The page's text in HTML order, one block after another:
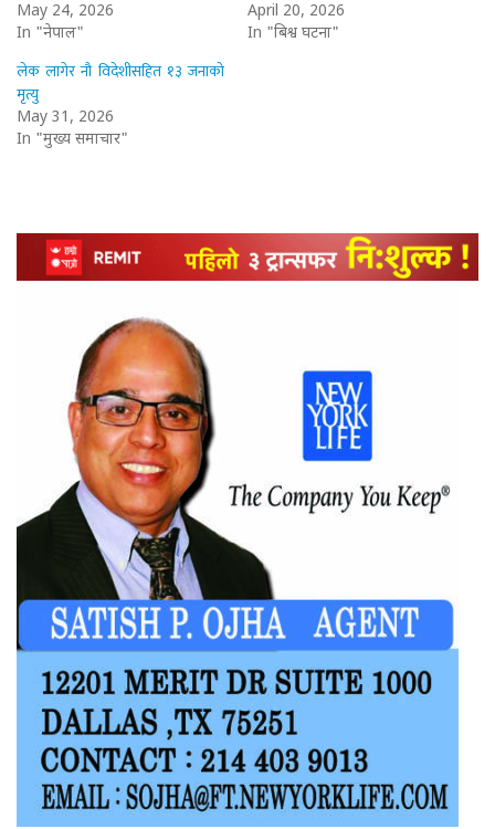
May 24, 2026
In "नेपाल"
April 20, 2026
In "बिश्व घटना"
लेक लागेर नौ विदेशीसहित १३ जनाको
मृत्यु
May 31, 2026
In "मुख्य समाचार"